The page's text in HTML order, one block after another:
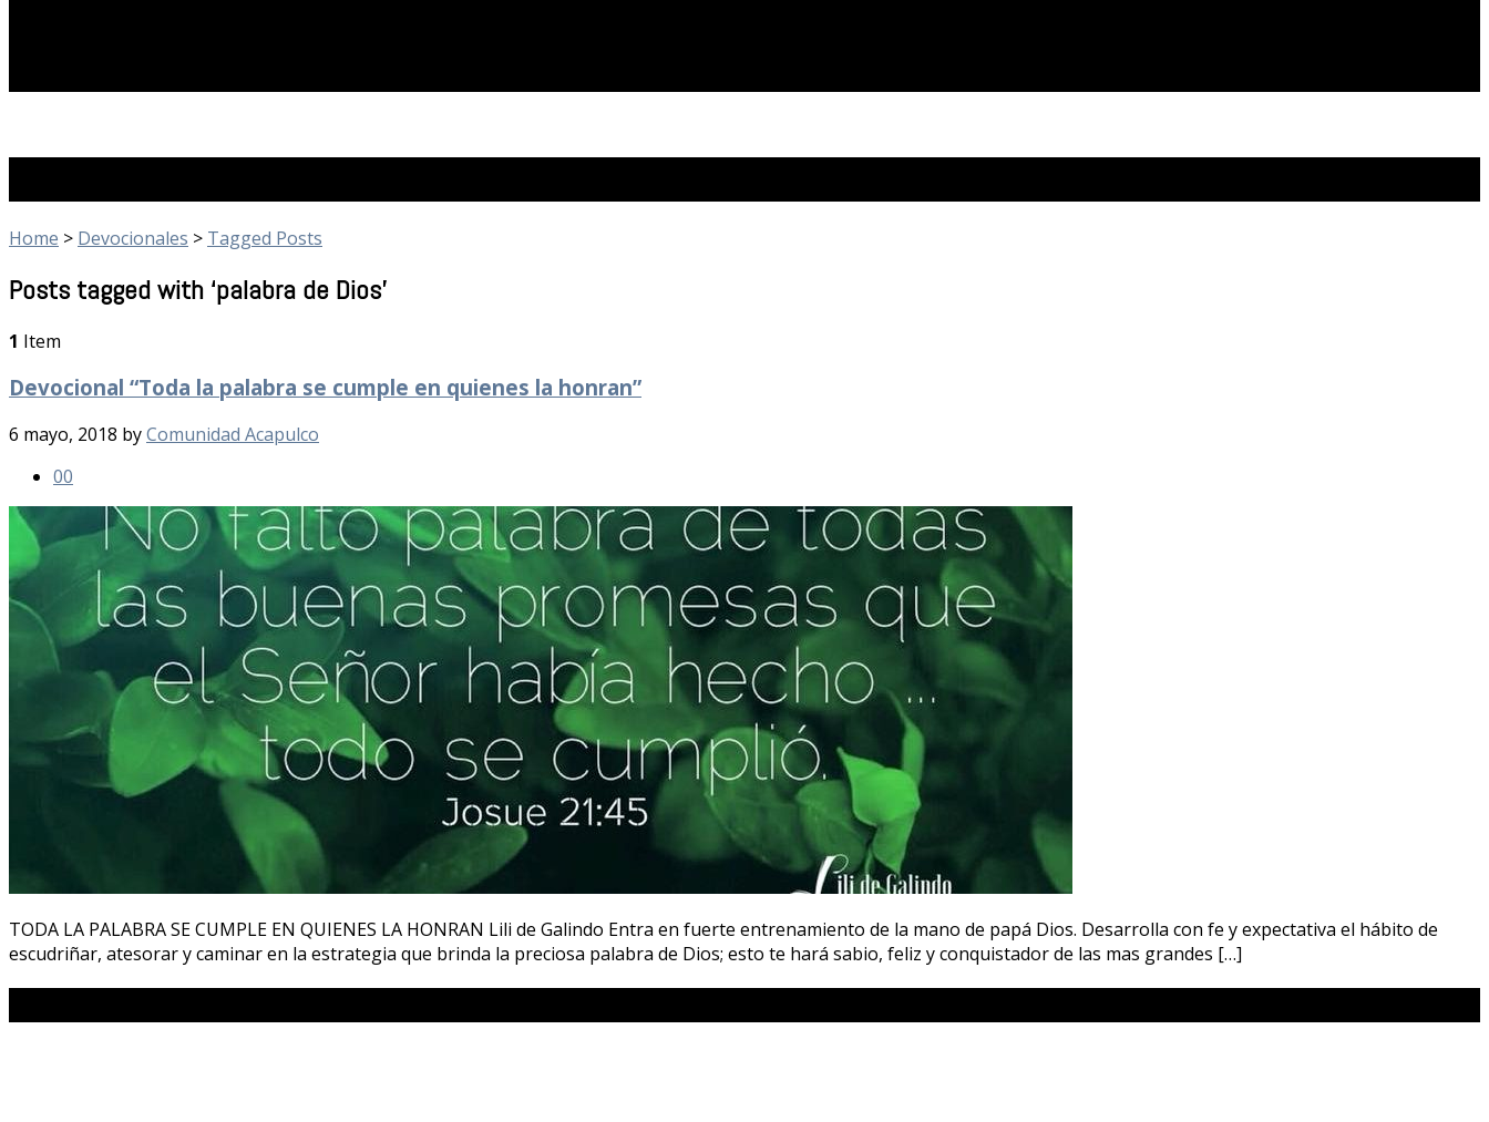
Home > Devocionales > Tagged Posts
Posts tagged with ‘palabra de Dios’
1 Item
Devocional “Toda la palabra se cumple en quienes la honran”
6 mayo, 2018 byComunidad Acapulco
00
TODA LA PALABRA SE CUMPLE EN QUIENES LA HONRAN Lili de Galindo Entra en fuerte entrenamiento de la mano de papá Dios. Desarrolla con fe y expectativa el hábito de
escudriñar, atesorar y caminar en la estrategia que brinda la preciosa palabra de Dios; esto te hará sabio, feliz y conquistador de las mas grandes […]